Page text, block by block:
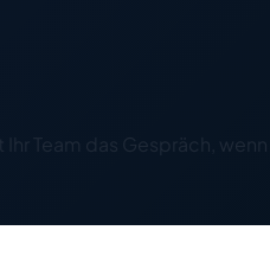
Team das Gespräch,